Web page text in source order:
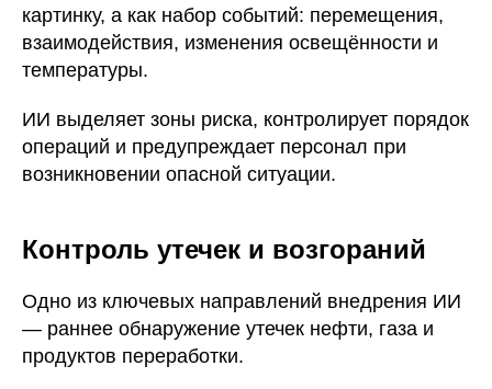
картинку, а как набор событий: перемещения,
взаимодействия, изменения освещённости и
температуры.
ИИ выделяет зоны риска, контролирует порядок
операций и предупреждает персонал при
возникновении опасной ситуации.
Контроль утечек и возгораний
Одно из ключевых направлений внедрения ИИ
— раннее обнаружение утечек нефти, газа и
продуктов переработки.